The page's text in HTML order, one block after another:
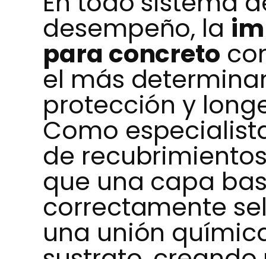
desempeño, la
para concreto
el más
protección y
Como
de
que una capa
correctamente
una unión